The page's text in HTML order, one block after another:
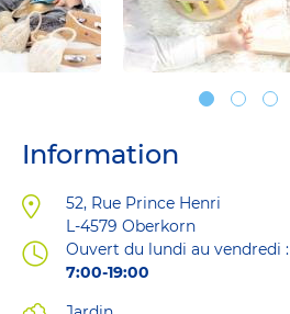
Information
Adresse
52, Rue Prince Henri
L-4579 Oberkorn
Ouvert du lundi au vendredi :
7:00-19:00